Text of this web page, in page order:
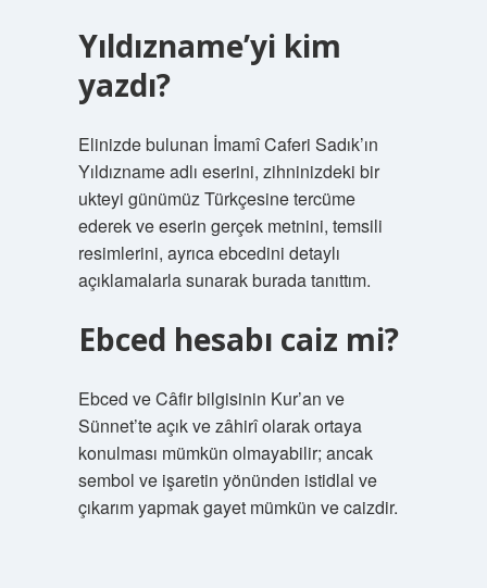
Yıldızname’yi kim
yazdı?
Elinizde bulunan İmamî Caferi Sadık’ın
Yıldızname adlı eserini, zihninizdeki bir
ukteyi günümüz Türkçesine tercüme
ederek ve eserin gerçek metnini, temsili
resimlerini, ayrıca ebcedini detaylı
açıklamalarla sunarak burada tanıttım.
Ebced hesabı caiz mi?
Ebced ve Câfir bilgisinin Kur’an ve
Sünnet’te açık ve zâhirî olarak ortaya
konulması mümkün olmayabilir; ancak
sembol ve işaretin yönünden istidlal ve
çıkarım yapmak gayet mümkün ve caizdir.